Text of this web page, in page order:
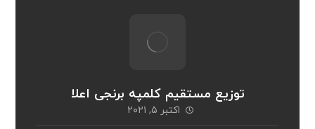
توزیع مستقیم کلمپه برنجی اعلا
اکتبر ۵, ۲۰۲۱